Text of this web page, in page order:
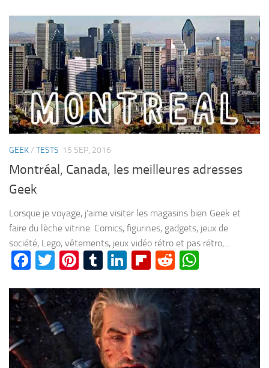
GEEK/ TESTS 15 SEP, 2016
Montréal, Canada, les meilleures adresses
Geek
Lorsque je voyage, j’aime visiter les magasins bien Geek et
faire du lèche vitrine. Comics, figurines, gadgets, jeux de
société, Lego, vêtements, jeux vidéo rétro et pas rétro,...
Facebook
Twitter
Pinterest
Tumblr
LinkedIn
Flipboard
Reddit